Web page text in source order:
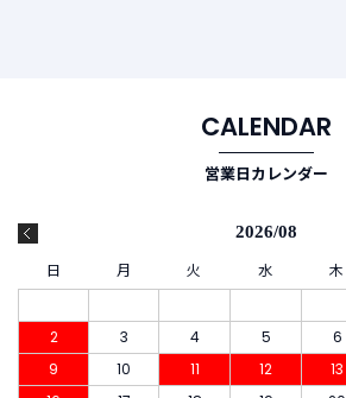
CALENDAR
営業日カレンダー
2026/08
日 月 火 水 木
2
3 4 5 6
9
10 11 12 13